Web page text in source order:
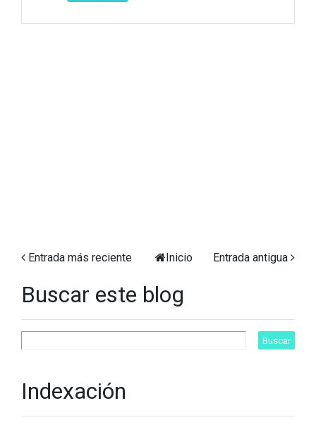
Entrada más reciente Entrada antigua
Inicio
Buscar este blog
Indexación